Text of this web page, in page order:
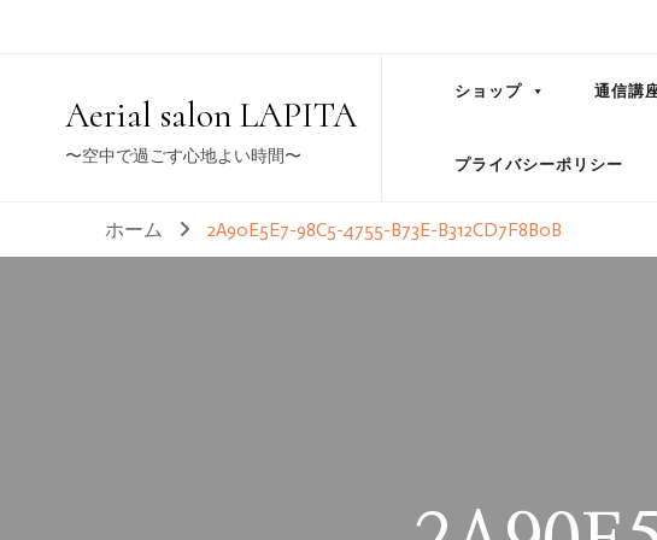
Aerial salon LAPITA
〜空中で過ごす心地よい時間〜
ショップ 通信講
プライバシーポリシー
ホーム 2A90E5E7-98C5-4755-B73E-B312CD7F8B0B